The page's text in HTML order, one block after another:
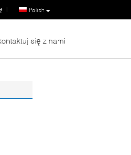
Polish
|
się z nami